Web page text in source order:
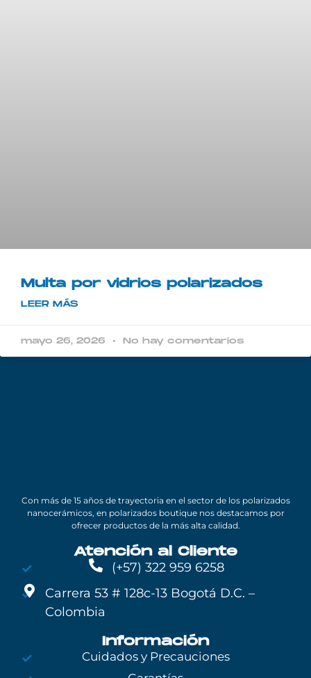
Multa por vidrios polarizados​
LEER MÁS
mayo 26, 2026 No hay comentarios
Con más de 15 años de trayectoria en el sector de los polarizados
nanocerámicos, en polarizados boutique nos destacamos por
ofrecer productos de la más alta calidad.
Atención al Cliente
(+57) 322 959 6258
Carrera 53 # 128c-13 Bogotá D.C. –
Colombia
Información
Cuidados y Precauciones